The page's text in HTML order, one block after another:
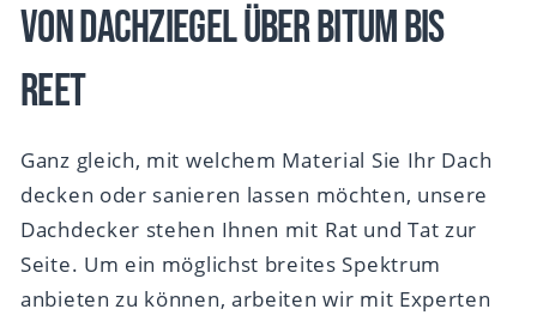
Von Dachziegel über Bitum bis
Reet
Ganz gleich, mit welchem Material Sie Ihr Dach
decken oder sanieren lassen möchten, unsere
Dachdecker stehen Ihnen mit Rat und Tat zur
Seite. Um ein möglichst breites Spektrum
anbieten zu können, arbeiten wir mit Experten